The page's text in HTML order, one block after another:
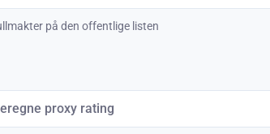
på den offentlige listen
proxy rating